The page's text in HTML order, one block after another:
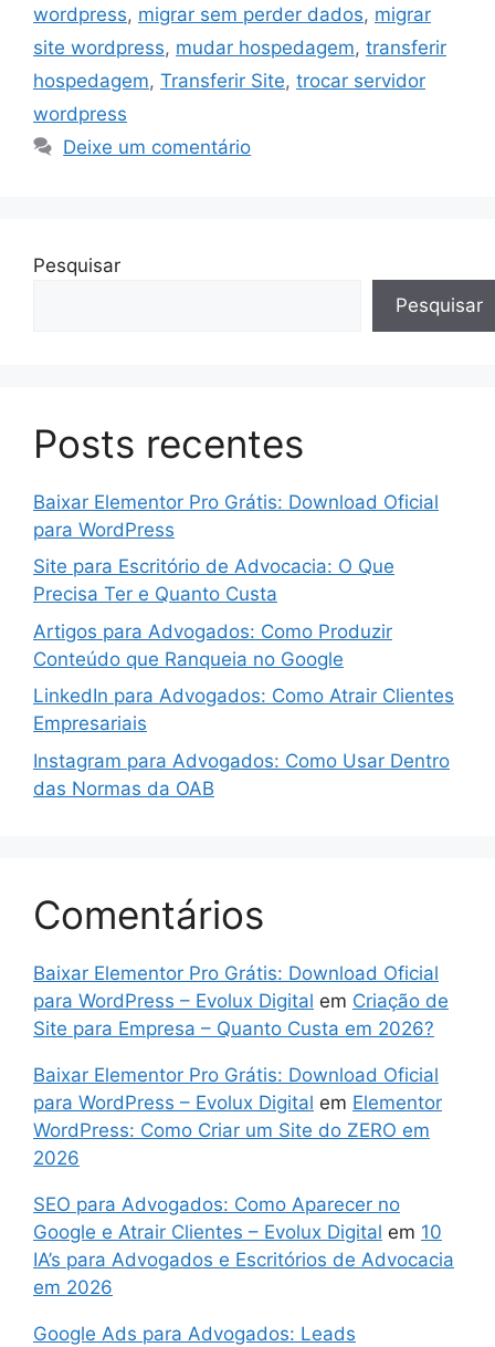
wordpress, migrar sem perder dados, migrar
site wordpress, mudar hospedagem, transferir
hospedagem, Transferir Site, trocar servidor
wordpress
Deixe um comentário
Pesquisar
Pesquisar
Posts recentes
Baixar Elementor Pro Grátis: Download Oficial
para WordPress
Site para Escritório de Advocacia: O Que
Precisa Ter e Quanto Custa
Artigos para Advogados: Como Produzir
Conteúdo que Ranqueia no Google
LinkedIn para Advogados: Como Atrair Clientes
Empresariais
Instagram para Advogados: Como Usar Dentro
das Normas da OAB
Comentários
Baixar Elementor Pro Grátis: Download Oficial
para WordPress – Evolux Digital em Criação de
Site para Empresa – Quanto Custa em 2026?
Baixar Elementor Pro Grátis: Download Oficial
para WordPress – Evolux Digital em Elementor
WordPress: Como Criar um Site do ZERO em
2026
SEO para Advogados: Como Aparecer no
Google e Atrair Clientes – Evolux Digital em 10
IA’s para Advogados e Escritórios de Advocacia
em 2026
Google Ads para Advogados: Leads